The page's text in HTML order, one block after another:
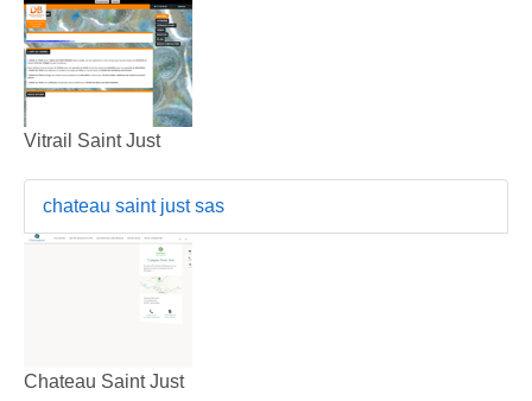
Vitrail Saint Just
chateau saint just sas
Chateau Saint Just